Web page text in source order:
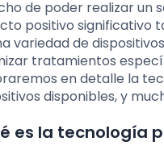
de poder realizar un
positivo significativo
variedad de
tratamientos
en detalle la
disponibles, y
es la tecnología